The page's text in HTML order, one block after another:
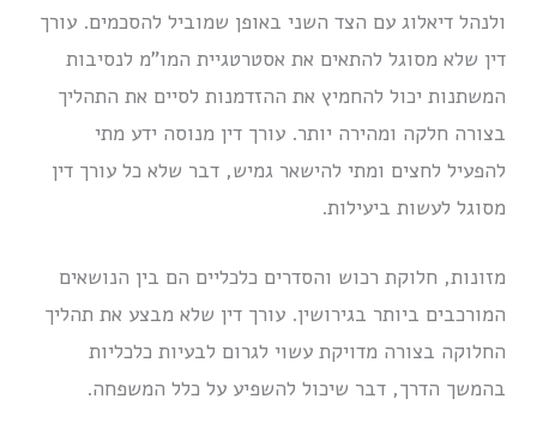
ולנהל דיאלוג עם הצד השני באופן שמוביל להסכמים. עורך
דין שלא מסוגל להתאים את אסטרטגיית המו”מ לנסיבות
המשתנות יכול להחמיץ את ההזדמנות לסיים את התהליך
בצורה חלקה ומהירה יותר. עורך דין מנוסה ידע מתי
להפעיל לחצים ומתי להישאר גמיש, דבר שלא כל עורך דין
מסוגל לעשות ביעילות.
מזונות, חלוקת רכוש והסדרים כלכליים הם בין הנושאים
המורכבים ביותר בגירושין. עורך דין שלא מבצע את תהליך
החלוקה בצורה מדויקת עשוי לגרום לבעיות כלכליות
בהמשך הדרך, דבר שיכול להשפיע על כלל המשפחה.